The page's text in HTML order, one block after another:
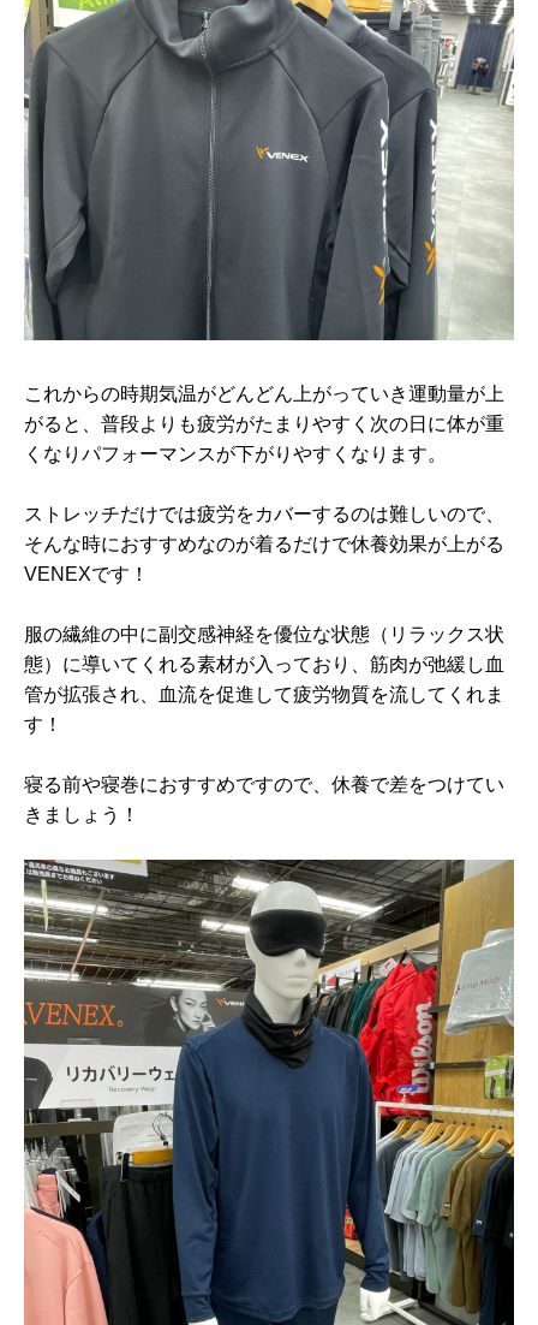
これからの時期気温がどんどん上がっていき運動量が上
がると、普段よりも疲労がたまりやすく次の日に体が重
くなりパフォーマンスが下がりやすくなります。
ストレッチだけでは疲労をカバーするのは難しいので、
そんな時におすすめなのが着るだけで休養効果が上がる
VENEXです！
服の繊維の中に副交感神経を優位な状態（リラックス状
態）に導いてくれる素材が入っており、筋肉が弛緩し血
管が拡張され、血流を促進して疲労物質を流してくれま
す！
寝る前や寝巻におすすめですので、休養で差をつけてい
きましょう！